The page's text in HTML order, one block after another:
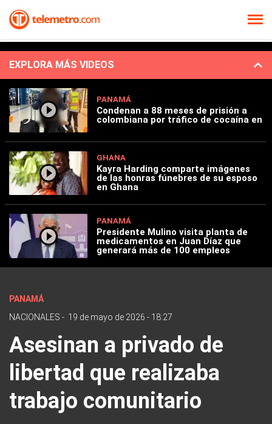
EXPLORA MÁS VIDEOS
PANAMÁ
Condenan a 88 meses de prisión a
colombiana por tráfico de cocaína en
GHANA
Kayra Harding comparte imágenes
de las honras fúnebres de su esposo
en Ghana
PANAMÁ
Presidente Mulino visita planta de
medicamentos en Juan Díaz que
generará más de 100 empleos
PANAMÁ
NACIONALES - 19 de mayo de 2026 - 18:27
Asesinan a privado de
libertad que realizaba
trabajo comunitario